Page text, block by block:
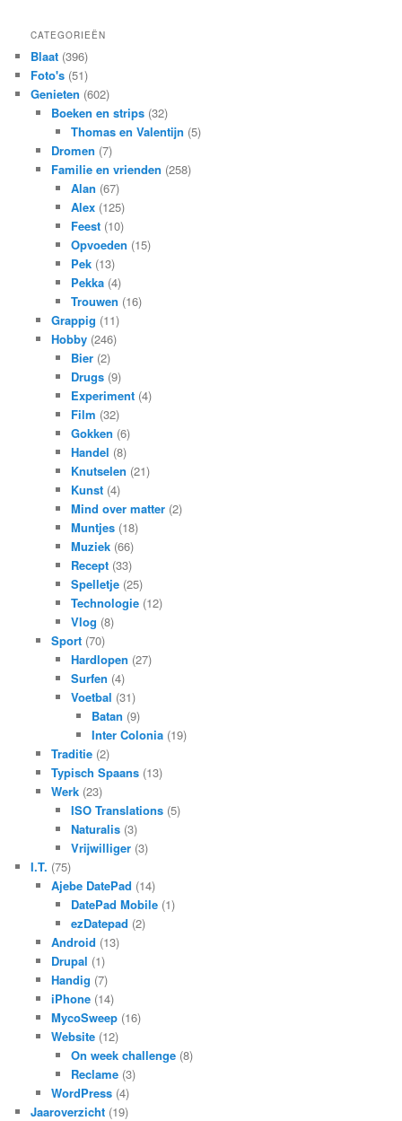
CATEGORIEËN
Blaat (396)
Foto's (51)
Genieten (602)
Boeken en strips(32)
Thomas en Valentijn (5)
Dromen (7)
Familie en vrienden (258)
Alan (67)
Alex (125)
Feest (10)
Opvoeden (15)
Pek (13)
Pekka (4)
Trouwen (16)
Grappig (11)
Hobby(246)
Bier (2)
Drugs (9)
Experiment (4)
Film (32)
Gokken (6)
Handel (8)
Knutselen (21)
Kunst (4)
Mind over matter (2)
Muntjes (18)
Muziek (66)
Recept (33)
Spelletje (25)
Technologie (12)
Vlog (8)
Sport(70)
Hardlopen (27)
Surfen (4)
Voetbal (31)
Batan (9)
Inter Colonia(19)
Traditie(2)
Typisch Spaans(13)
Werk(23)
ISO Translations (5)
Naturalis (3)
Vrijwilliger (3)
I.T. (75)
Ajebe DatePad (14)
DatePad Mobile (1)
ezDatepad (2)
Android (13)
Drupal (1)
Handig (7)
iPhone(14)
MycoSweep(16)
Website(12)
On week challenge (8)
Reclame (3)
WordPress(4)
Jaaroverzicht (19)